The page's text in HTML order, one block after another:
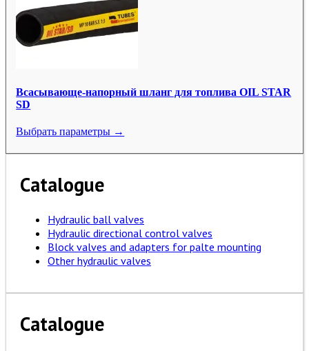
Всасывающе-напорный шланг для топлива OIL STAR
SD
Выбрать параметры →
Catalogue
Hydraulic ball valves
Hydraulic directional control valves
Block valves and adapters for palte mounting
Other hydraulic valves
Catalogue